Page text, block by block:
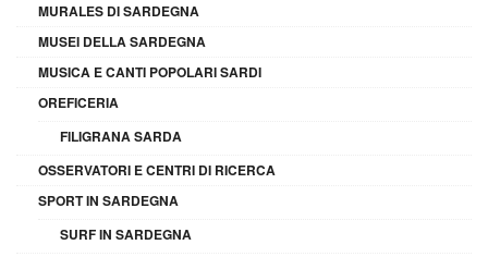
MURALES DI SARDEGNA
MUSEI DELLA SARDEGNA
MUSICA E CANTI POPOLARI SARDI
OREFICERIA
FILIGRANA SARDA
OSSERVATORI E CENTRI DI RICERCA
SPORT IN SARDEGNA
SURF IN SARDEGNA